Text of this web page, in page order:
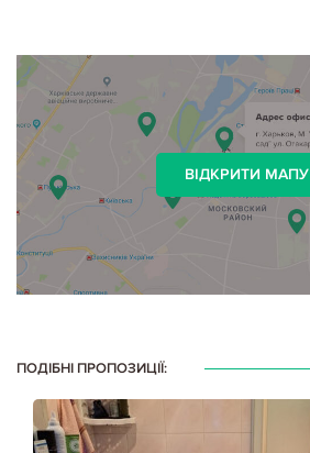
ВІДКРИТИ МАПУ
ПОДІБНІ ПРОПОЗИЦІЇ: